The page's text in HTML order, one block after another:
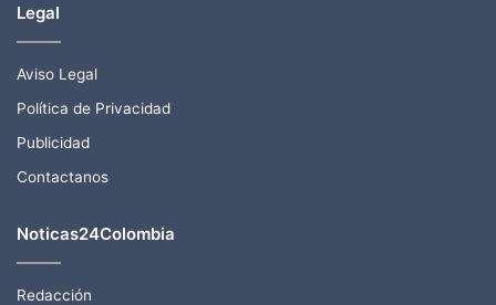
Legal
Aviso Legal
Política de Privacidad
Publicidad
Contactanos
Noticas24Colombia
Redacción